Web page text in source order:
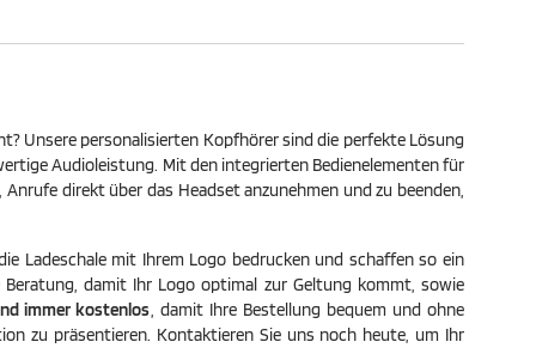
Unsere personalisierten Kopfhörer sind die perfekte Lösung
Audioleistung. Mit den integrierten Bedienelementen für
direkt über das Headset anzunehmen und zu beenden,
Ladeschale mit Ihrem Logo bedrucken und schaffen so ein
damit Ihr Logo optimal zur Geltung kommt, sowie
immer kostenlos, damit Ihre Bestellung bequem und ohne
zu präsentieren. Kontaktieren Sie uns noch heute, um Ihr